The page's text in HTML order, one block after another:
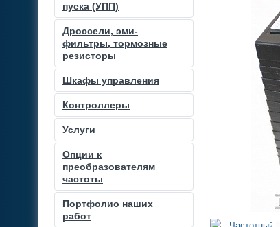
пуска (УПП)
Дроссели, эми-
фильтры, тормозные
резисторы
Шкафы управления
Контроллеры
Услуги
Опции к
преобразователям
частоты
Портфолио наших
работ